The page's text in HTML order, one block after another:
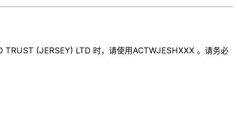
TRUST (JERSEY) LTD 时，请使用ACTWJESHXXX 。请务必